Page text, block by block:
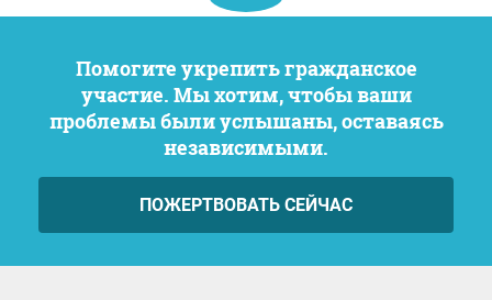
Помогите укрепить гражданское
участие. Мы хотим, чтобы ваши
проблемы были услышаны, оставаясь
независимыми.
ПОЖЕРТВОВАТЬ СЕЙЧАС